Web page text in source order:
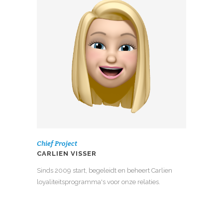
Chief Project
CARLIEN VISSER
Sinds 2009 start, begeleidt en beheert Carlien
loyaliteitsprogramma's voor onze relaties.